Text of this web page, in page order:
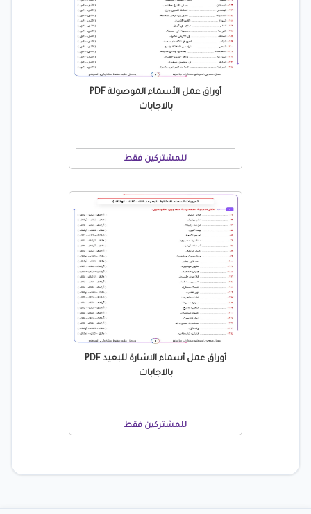
أوراق عمل الأسماء الموصولة PDF
بالاجابات
للمشتركين فقط
أوراق عمل أسماء الاشارة للبعيد PDF
بالاجابات
للمشتركين فقط